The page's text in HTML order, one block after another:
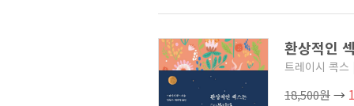
환상적인
트레이시 콕스
18,500원→